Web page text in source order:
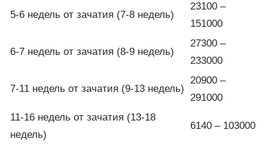
5-6 недель от зачатия (7-8 недель)
23100 –
151000
6-7 недель от зачатия (8-9 недель)
27300 –
233000
7-11 недель от зачатия (9-13 недель)
20900 –
291000
11-16 недель от зачатия (13-18
недель)
6140 – 103000